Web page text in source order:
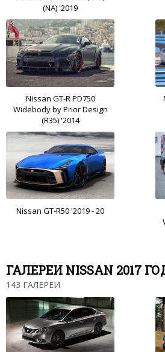
(NA) '2019
Nissan GT-R PD750
Widebody by Prior Design
(R35) '2014
Nissan GT-R50 '2019 - 20
ГАЛЕРЕИ NISSAN 2017
143 ГАЛЕРЕИ